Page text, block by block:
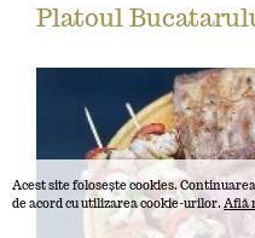
Platoul
Acest site folosește cookies.
de acord cu utilizarea cookie-urilor.Află